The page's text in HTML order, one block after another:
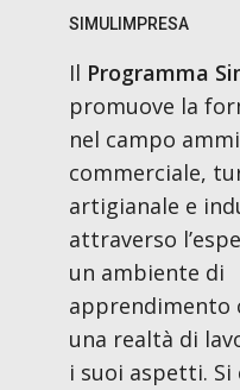
SIMULIMPRESA
Il Programma
promuove la
nel campo
commerciale,
artigianale e
attraverso
un ambiente di
apprendimento
una realtà di
i suoi aspetti. Si